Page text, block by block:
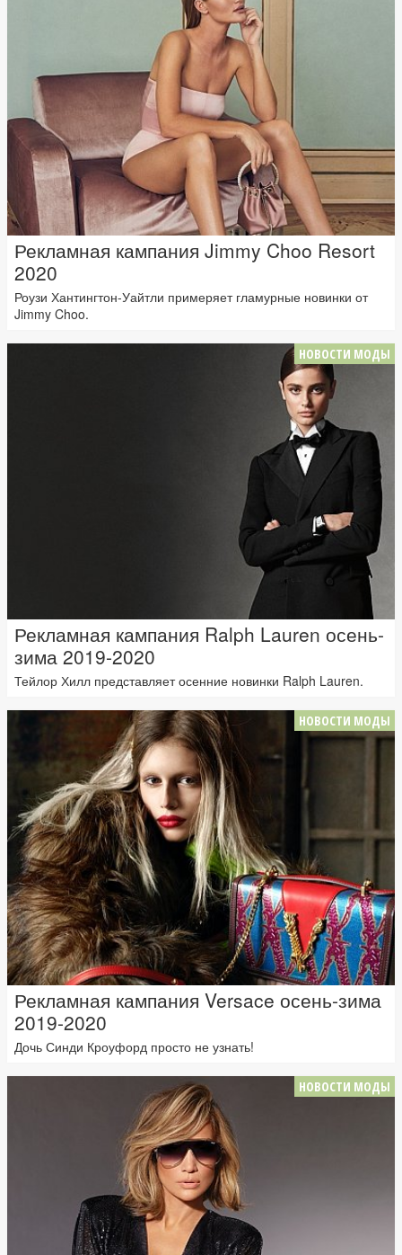
Рекламная кампания Jimmy Choo Resort
2020
Роузи Хантингтон-Уайтли примеряет гламурные новинки от
Jimmy Choo.
НОВОСТИ МОДЫ
Рекламная кампания Ralph Lauren осень-
зима 2019-2020
Тейлор Хилл представляет осенние новинки Ralph Lauren.
НОВОСТИ МОДЫ
Рекламная кампания Versace осень-зима
2019-2020
Дочь Синди Кроуфорд просто не узнать!
НОВОСТИ МОДЫ